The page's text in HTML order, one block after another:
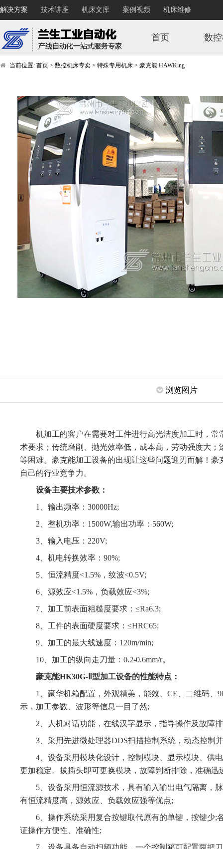
解决方案 技术讲座 机床文库 案例视频 机床维修
首页 数
当前位置: 首页 > 数控机床专卖 > 特殊专用机床 > 豪克能 HAWKing
浏览图片
机加工的客户在需要对工件进行高光洁度加工时，常
术要求；传统磨削、抛光效率低，成本高，劳动强度大
等困难。豪克能加工设备的出现让这些问题迎刃而解！
自己的行业竞争力。
设备主要技术参数：
1、输出频率：30000Hz;
2、整机功率：1500W,输出功率：560W;
3、输入电压：220V;
4、机电转换效率：90%;
5、恒流精度<1.5%，纹波<0.5V;
6、源效应<1.5%，负载效应<3%;
7、加工前表面粗糙度要求：≤Ra6.3;
8、工件的表面硬度要求：≤HRC65;
9、加工的最大线速度：120m/min;
10、加工的纵向走刀量：0.2-0.6mm/r。
豪克能HK30G-Ⅱ型加工设备的性能特点：
1、豪华机箱配置，外观精美，能效、CE、二维码、
示，加工参数、波形等信息一目了然;
2、人机对话功能，在线汉字显示，指导操作及故障
3、采用先进微处理器DDS扫描控制系统，动态控制
4、设备采用模块化设计，控制模块、显示模块、供电
更加稳定。拔插头即可更换模块，故障判断排除，准确迅
5、设备采用恒流源技术，具有输入输出电气隔离，脉
有恒流精度高，源效应、负载效应强等优点;
6、操作系统采用复合按键取代原有的单键，按键少;
证操作方便性、准确性;
7、设备具备自动扫频功能，一个控制箱可配置两把